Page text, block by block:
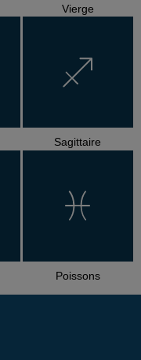
Vierge
Sagittaire
Poissons